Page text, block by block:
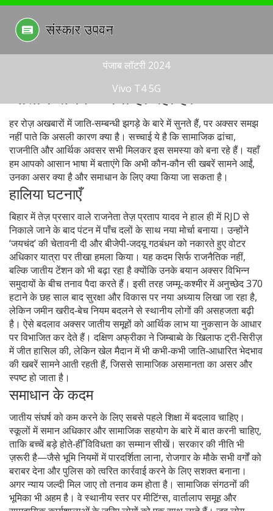
पंजाब लॉटरी 2024
Vivo T4 5G
जातीय संघर्ष – क्या हो रहा है?
हर रोज़ अखबारों में जाति‑सम्बन्धी झगड़े के बारे में सुनते हैं, पर अक्सर समझ
नहीं पाते कि असली कारण क्या है। सच्चाई ये है कि सामाजिक ढांचा,
राजनीति और आर्थिक अवसर सभी मिलकर इस समस्या को बना रहे हैं। यहाँ
हम आपको आसान भाषा में बताएंगे कि अभी कौन‑कौन सी खबरें सामने आईं,
उनका असर क्या है और समाधान के लिए क्या किया जा सकता है।
हालिया घटनाएँ
बिहार में तेज़ प्रसार वाले राजनेता तेज़ प्रताप यादव ने हाल ही में RJD से
निकाले जाने के बाद पंटन में पाँच दलों के साथ नया मोर्चा बनाया। उन्होंने
‘जयचंद’ की चेतावनी दी और बीजेपी‑जदयू गठबंधन को नकारते हुए वोटर
अधिकार यात्रा पर तीखा हमला किया। यह कदम सिर्फ राजनैतिक नहीं,
बल्कि जातीय टेंशन को भी बढ़ा रहा है क्योंकि उनके बयान अक्सर विभिन्न
समुदायों के बीच तनाव पैदा करते हैं। इसी तरह जम्मू-कश्मीर में अनुच्छेद 370
हटाने के छह साल बाद सुरक्षा और विकास पर नया अध्याय लिखा जा रहा है,
लेकिन जमीन खरीद‑बेच नियम बदलने से स्थानीय लोगों की असहजता बढ़ी
है। ऐसे बदलाव अक्सर जातीय समूहों को आर्थिक लाभ या नुकसान के आधार
पर विभाजित कर देते हैं। दक्षिण अफ्रीका ने जिम्बाब्वे के खिलाफ ट्री‑सिरीज़
में जीत हासिल की, लेकिन खेल मैदान में भी कभी‑कभी जाति‑आधारित भेदभाव
की खबरें सामने आती रहती हैं, जिससे सामाजिक असमानता का असर और
स्पष्ट हो जाता है।
समाधान के कदम
जातीय संघर्ष को कम करने के लिए सबसे पहले शिक्षा में बदलाव चाहिए।
स्कूलों में समान अधिकार और सामाजिक सहयोग के बारे में बात करनी चाहिए,
ताकि बच्चें बड़े होते‑हीँ विविधता का सम्मान सीखें। सरकार की नीति भी
ज़रूरी है—जैसे भूमि नियमों में पारदर्शिता लाना, रोजगार के मौके सभी वर्गों को
बराबर देना और पुलिस को त्वरित कार्रवाई करने के लिए सशक्त बनाना।
अगर न्याय जल्दी मिल जाए तो तनाव कम होता है। सामाजिक संगठनों की
भूमिका भी अहम है। वे स्थानीय स्तर पर मीटिंग्स, वार्तालाप समूह और